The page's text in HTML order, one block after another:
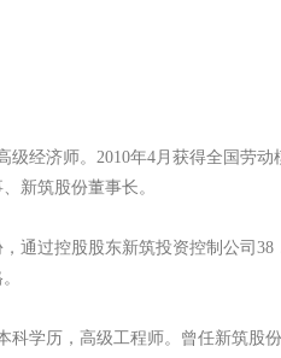
济师。2010年4月获得全国劳
新筑股份董事长。
过控股股东新筑投资控制公司
学历，高级工程师。曾任新筑股